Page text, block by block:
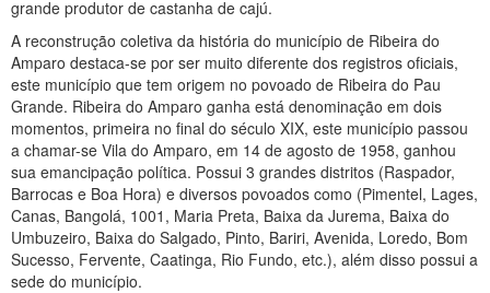
grande produtor de castanha de cajú.
A reconstrução coletiva da história do município de Ribeira do
Amparo destaca-se por ser muito diferente dos registros oficiais,
este município que tem origem no povoado de Ribeira do Pau
Grande. Ribeira do Amparo ganha está denominação em dois
momentos, primeira no final do século XIX, este município passou
a chamar-se Vila do Amparo, em 14 de agosto de 1958, ganhou
sua emancipação política. Possui 3 grandes distritos (Raspador,
Barrocas e Boa Hora) e diversos povoados como (Pimentel, Lages,
Canas, Bangolá, 1001, Maria Preta, Baixa da Jurema, Baixa do
Umbuzeiro, Baixa do Salgado, Pinto, Bariri, Avenida, Loredo, Bom
Sucesso, Fervente, Caatinga, Rio Fundo, etc.), além disso possui a
sede do município.